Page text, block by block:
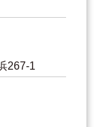
267-1